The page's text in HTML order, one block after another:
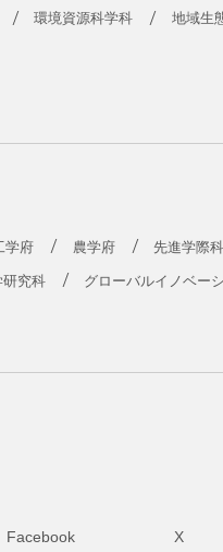
環境資源科学科 地域生
学府 農学府 先進学際
研究科 グローバルイノベー
Facebook
X